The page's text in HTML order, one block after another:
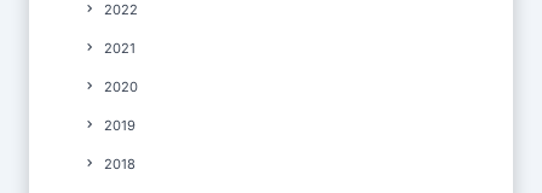
2022
2021
2020
2019
2018